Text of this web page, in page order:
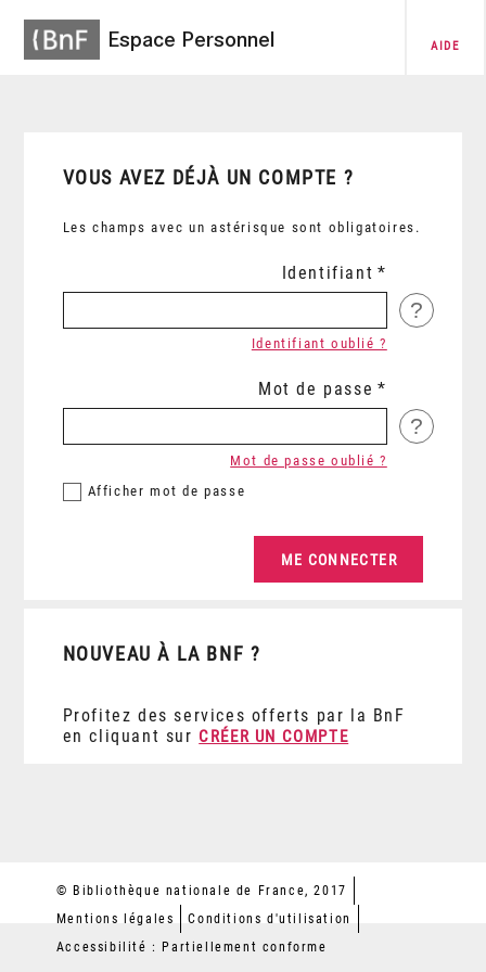
Espace Personnel AIDE
VOUS AVEZ DÉJÀ UN COMPTE ?
Les champs avec un astérisque sont obligatoires.
Identifiant
?
Identifiant oublié ?
Mot de passe
?
Afficher mot de passe
Mot de passe oublié ?
NOUVEAU À LA BNF ?
Profitez des services offerts par la BnF
en cliquant sur CRÉER UN COMPTE
© Bibliothèque nationale de France, 2017
Mentions légales
Conditions d'utilisation
Accessibilité : Partiellement conforme